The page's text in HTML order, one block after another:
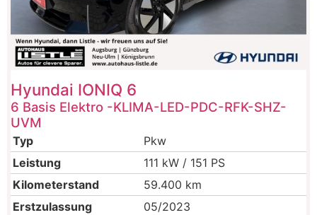
Hyundai IONIQ 6
6 Basis Elektro -KLIMA-LED-PDC-RFK-SHZ-
UVM
Typ
Pkw
Leistung
111 kW / 151 PS
Kilometerstand
59.400 km
Erstzulassung
05/2023